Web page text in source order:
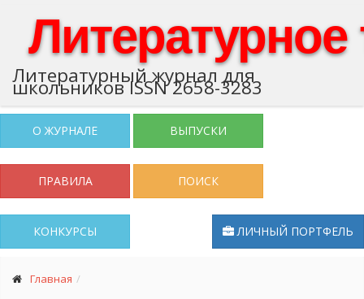
Литературный журнал для
школьников ISSN 2658-3283
О ЖУРНАЛЕ ВЫПУСКИ
ПРАВИЛА ПОИСК
КОНКУРСЫ ЛИЧНЫЙ ПОРТФЕЛЬ
Главная